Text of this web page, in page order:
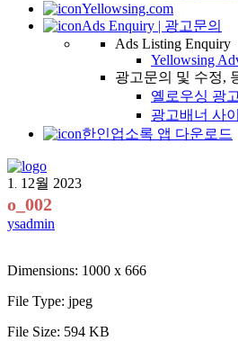
Yellowsing.com
Ads Enquiry | 광고문의
Ads Listing Enquiry
Yellowsing
광고문의 및 수정,
옐로우싱 광
광고배너 사
한인업소록 앱 다운로드
1. 12월 2023
o_002
ysadmin
Dimensions: 1000 x 666
File Type: jpeg
File Size: 594 KB